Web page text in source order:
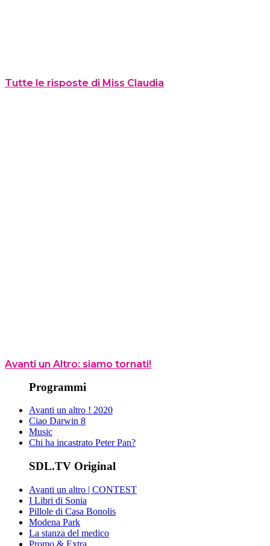
Tutte le risposte di Miss Claudia
Avanti un Altro: siamo tornati!
Programmi
Avanti un altro ! 2020
Ciao Darwin 8
Music
Chi ha incastrato Peter Pan?
SDL.TV Original
Avanti un altro | CONTEST
I Libri di Sonia
Pillole di Casa Bonolis
Modena Park
La stanza del medico
Promo & Extra